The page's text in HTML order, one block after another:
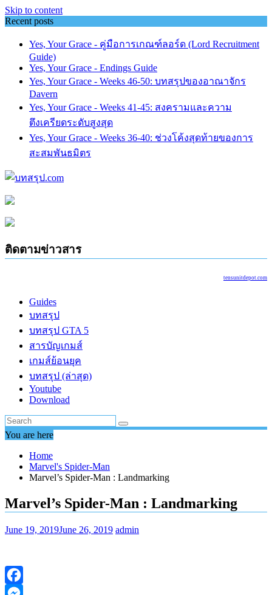
Skip to content
Recent posts
Yes, Your Grace - คู่มือการเกณฑ์ลอร์ด (Lord Recruitment
Guide)
Yes, Your Grace - Endings Guide
Yes, Your Grace - Weeks 46-50: บทสรุปของอาณาจักร
Davern
Yes, Your Grace - Weeks 41-45: สงครามและความ
ตึงเครียดระดับสูงสุด
Yes, Your Grace - Weeks 36-40: ช่วงโค้งสุดท้ายของการ
สะสมพันธมิตร
ติดตามข่าวสาร
tensunitdepot.com
Guides
บทสรุป
บทสรุป GTA 5
สารบัญเกมส์
เกมส์ย้อนยุค
บทสรุป (ล่าสุด)
Youtube
Download
You are here
Home
Marvel's Spider-Man
Marvel’s Spider-Man : Landmarking
Marvel’s Spider-Man : Landmarking
June 19, 2019June 26, 2019 admin